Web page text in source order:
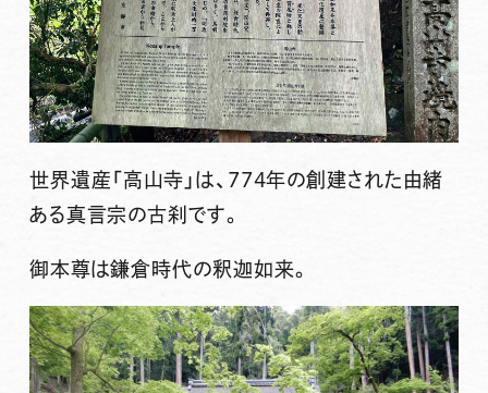
世界遺産「高山寺」は、774年の創建された由緒
ある真言宗の古刹です。
御本尊は鎌倉時代の釈迦如来。